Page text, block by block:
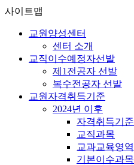
사이트맵
교원양성센터
센터 소개
교직이수예정자선발
제1전공자 선발
복수전공자 선발
교원자격취득기준
2024년 이후
자격취득기준
교직과목
교과교육영역
기본이수과목